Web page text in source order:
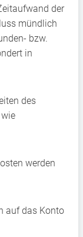
der
mündlich
bzw.
in
des
werden
auf das Konto